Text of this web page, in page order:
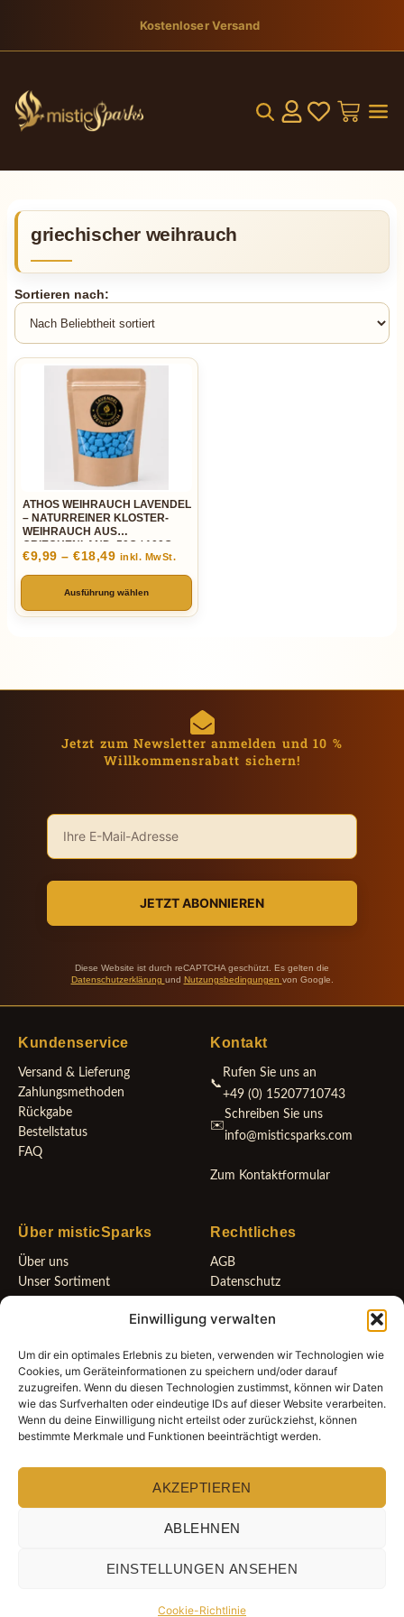
Einwilligung verwalten
Um dir ein optimales Erlebnis zu bieten, verwenden wir Technologien wie
Cookies, um Geräteinformationen zu speichern und/oder darauf
zuzugreifen. Wenn du diesen Technologien zustimmst, können wir Daten
wie das Surfverhalten oder eindeutige IDs auf dieser Website verarbeiten.
Wenn du deine Einwilligung nicht erteilst oder zurückziehst, können
bestimmte Merkmale und Funktionen beeinträchtigt werden.
AKZEPTIEREN
ABLEHNEN
EINSTELLUNGEN ANSEHEN
Cookie-Richtlinie
Kostenloser Versand
griechischer weihrauch
ATHOS WEIHRAUCH LAVENDEL
– NATURREINER KLOSTER-
WEIHRAUCH AUS
GRIECHENLAND, 50G / 100G
€9,99 – €18,49 inkl. MwSt.
Ausführung wählen
Jetzt zum Newsletter anmelden und 10 %
Willkommensrabatt sichern!
JETZT ABONNIEREN
Diese Website ist durch reCAPTCHA geschützt. Es gelten die
Datenschutzerklärung und Nutzungsbedingungen von Google.
Kundenservice
Versand & Lieferung
Zahlungsmethoden
Rückgabe
Bestellstatus
FAQ
Kontakt
📞
Rufen Sie uns an
+49 (0) 15207710743
✉️
Schreiben Sie uns
info@misticsparks.com
Zum Kontaktformular
Über misticSparks
Über uns
Unser Sortiment
Geschenkgutscheine
Rechtliches
AGB
Datenschutz
Cookie-Richtlinie (EU)
Bleib mit uns verbunden
Folge uns für neue Impulse und besondere Angebote.